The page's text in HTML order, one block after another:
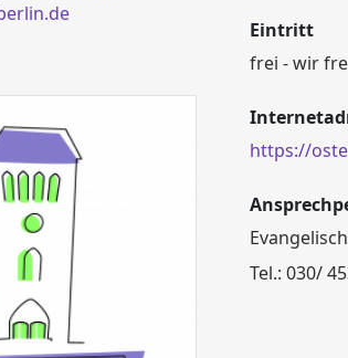
Eintritt
frei - wir
https://
Tel.: 030/